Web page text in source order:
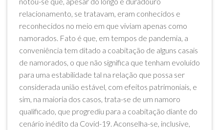
relacionamento, se tratavam, eram conhecidos e
reconhecidos no meio em que viviam apenas como
namorados. Fato é que, em tempos de pandemia, a
conveniência tem ditado a coabitação de alguns casais
de namorados, o que não significa que tenham evoluído
para uma estabilidade tal na relação que possa ser
considerada união estável, com efeitos patrimoniais, e
sim, na maioria dos casos, trata-se de um namoro
qualificado, que progrediu para a coabitação diante do
cenário inédito da Covid-19. Aconselha-se, inclusive,